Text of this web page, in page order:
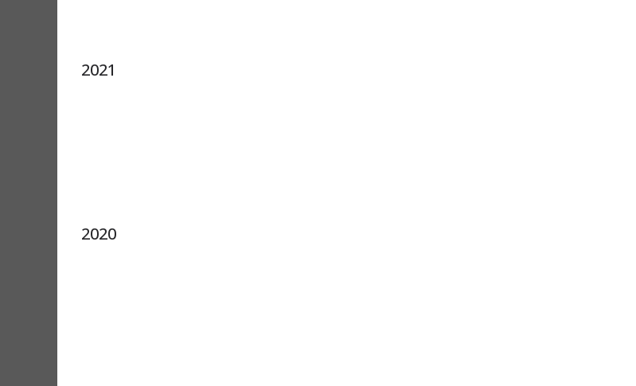
2021
2020